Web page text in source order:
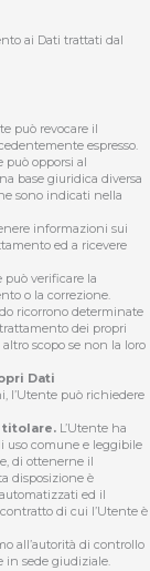
ai Dati trattati dal
può revocare il
espresso.
può opporsi al
base giuridica diversa
sono indicati nella
informazioni sui
ed a ricevere
può verificare la
o la correzione.
ricorrono determinate
dei propri
scopo se non la loro
Dati
l’Utente può richiedere
titolare.L’Utente ha
uso comune e leggibile
di ottenerne il
disposizione è
ed il
di cui l’Utente è
all’autorità di controllo
in sede giudiziale.